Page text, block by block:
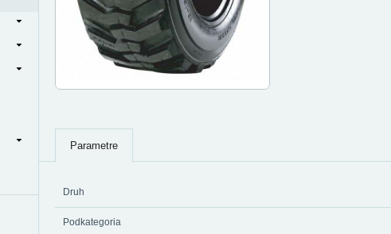
Parametre
Druh
Podkategoria